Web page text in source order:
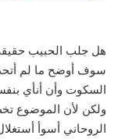
هل جلب الحبيب
سوف أوضح ما لم
السكوت وأن أنأي
ولكن لأن الموضوع
الروحاني أسوأ